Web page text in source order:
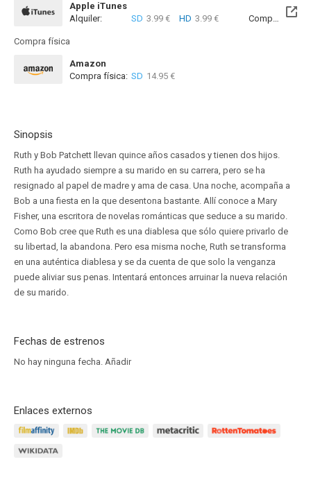
Apple iTunes
Alquiler:
SD 3.99 € HD 3.99 € Compra: SD
Compra física
Amazon
Compra física: SD 14.95 €
Sinopsis
Ruth y Bob Patchett llevan quince años casados y tienen dos hijos.
Ruth ha ayudado siempre a su marido en su carrera, pero se ha
resignado al papel de madre y ama de casa. Una noche, acompaña a
Bob a una fiesta en la que desentona bastante. Allí conoce a Mary
Fisher, una escritora de novelas románticas que seduce a su marido.
Como Bob cree que Ruth es una diablesa que sólo quiere privarlo de
su libertad, la abandona. Pero esa misma noche, Ruth se transforma
en una auténtica diablesa y se da cuenta de que solo la venganza
puede aliviar sus penas. Intentará entonces arruinar la nueva relación
de su marido.
Fechas de estrenos
No hay ninguna fecha. Añadir
Enlaces externos